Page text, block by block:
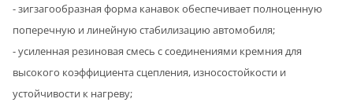
- зигзагообразная форма канавок обеспечивает полноценную
поперечную и линейную стабилизацию автомобиля;
- усиленная резиновая смесь с соединениями кремния для
высокого коэффициента сцепления, износостойкости и
устойчивости к нагреву;